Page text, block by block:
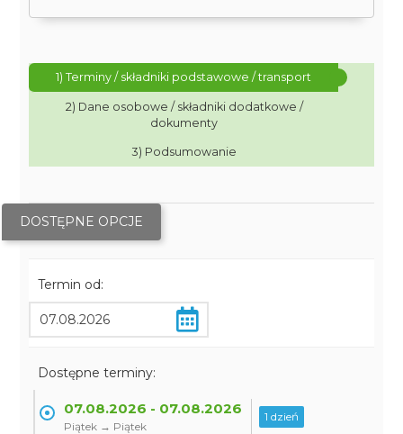
1) Terminy / składniki podstawowe / transport
2) Dane osobowe / składniki dodatkowe /
dokumenty
3) Podsumowanie
DOSTĘPNE OPCJE
Termin od:
Dostępne terminy:
07.08.2026 - 07.08.2026
Piątek → Piątek
1 dzień